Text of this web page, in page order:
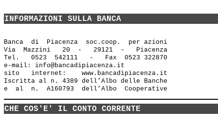
INFORMAZIONI SULLA BANCA
Banca  di  Piacenza  soc.coop.  per azioni
Via  Mazzini   20  -   29121  -   Piacenza
Tel.   0523  542111   -   Fax  0523 322870
e-mail: info@bancadipiacenza.it
sito   internet:    www.bancadipiacenza.it
Iscritta al n. 4389 dell’Albo delle Banche
CHE COS'E' IL CONTO CORRENTE